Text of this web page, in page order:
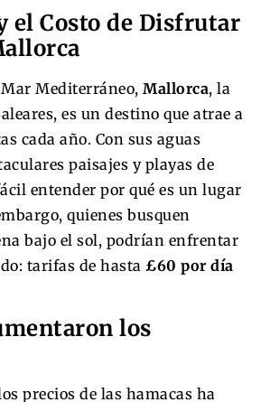
el Costo de Disfrutar
Mediterráneo, Mallorca, la
es un destino que atrae a
cada año. Con sus aguas
paisajes y playas de
entender por qué es un lugar
quienes busquen
bajo el sol, podrían enfrentar
tarifas de hasta £60 por día
los
precios de las hamacas ha